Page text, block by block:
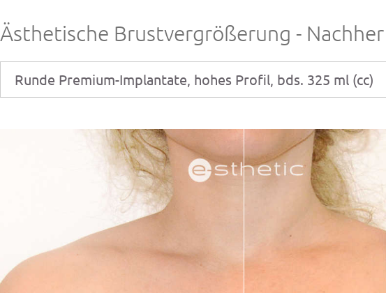
Ästhetische Brustvergrößerung -
Runde Premium-Implantate, hohes Profil, bds. 325 ml (cc)